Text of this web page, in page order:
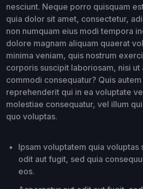
nesciunt. Neque porro quisquam
quia dolor sit amet, consectetur,
non numquam eius modi tempora
dolore magnam aliquam quaerat
minima veniam, quis nostrum
corporis suscipit laboriosam, nisi ut
commodi consequatur? Quis
reprehenderit qui in ea voluptate
molestiae consequatur, vel illum
quo voluptas.
Ipsam voluptatem quia voluptas
odit aut fugit, sed quia
eos.